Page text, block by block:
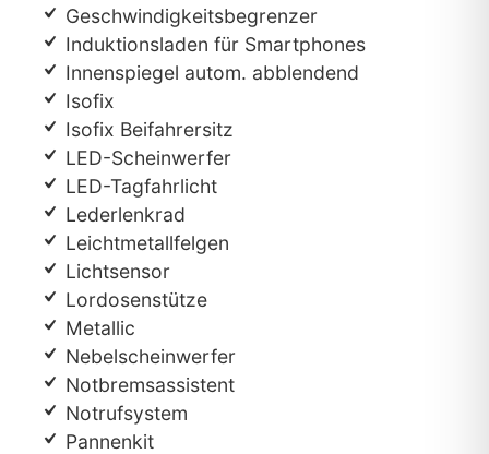
Geschwindigkeitsbegrenzer
Induktionsladen für Smartphones
Innenspiegel autom. abblendend
Isofix
Isofix Beifahrersitz
LED-Scheinwerfer
LED-Tagfahrlicht
Lederlenkrad
Leichtmetallfelgen
Lichtsensor
Lordosenstütze
Metallic
Nebelscheinwerfer
Notbremsassistent
Notrufsystem
Pannenkit